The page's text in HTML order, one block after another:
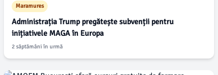
Maramures
Administrația Trump pregătește subvenții pentru
inițiativele MAGA în Europa
2 săptămâni în urmă